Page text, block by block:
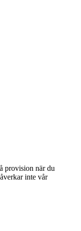
provision när du
inte vår